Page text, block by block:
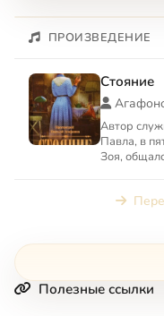
ПРОИЗВЕДЕНИЕ
Стояние
Автор
Павла, в
Зоя,
Полезные ссылки